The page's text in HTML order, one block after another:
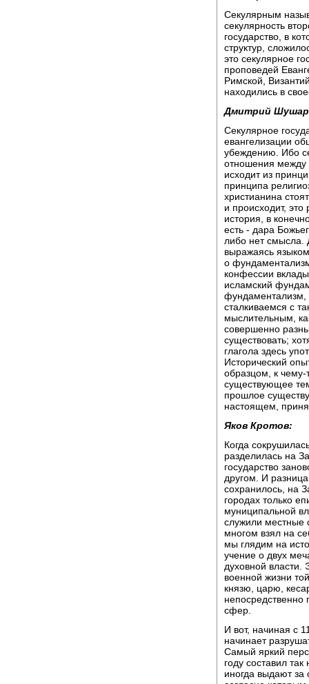
Секулярным
секулярность
государство, в
структур,
это секулярное
проповедей
Римской,
находились в
Дмитрий
Секулярное
евангелизации
убеждению. Ибо
отношения между
исходит из
принципа
христианина
и происходит,
история, в
есть - дара
либо нет смысла.
выражаясь
о
конфессии
исламский
фундаментализм,
сталкиваемся с
мыслительным,
совершенно
существовать;
глагола здесь
Исторический
образцом, к чему-
существующее
прошлое
настоящем,
Яков Кротов:
Когда
разделилась на
государство
другом. И
сохранилось, на
городах только
муниципальной
служили местные
многом взял на
мы глядим на
учение о двух
духовной власти.
военной жизни
князю, царю,
непосредственно
сфер.
И вот, начиная с
начинает
Самый яркий
году составил
иногда выдают